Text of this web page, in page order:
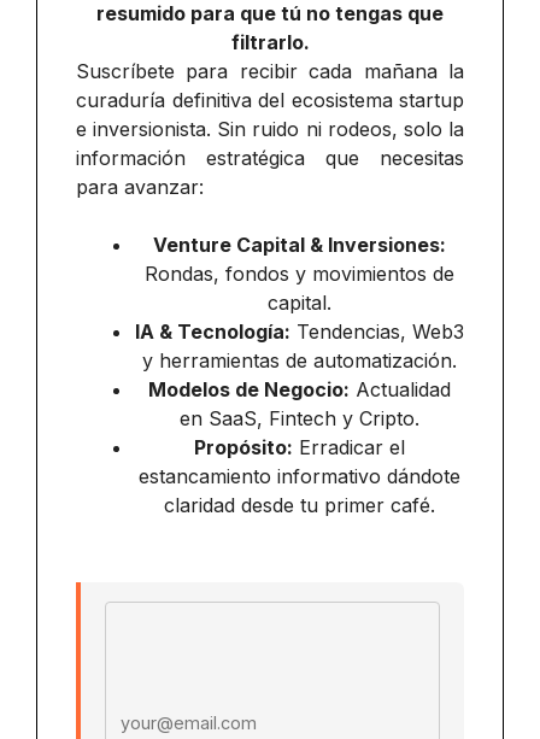
resumido para que tú no tengas que
filtrarlo.
Suscríbete para recibir cada mañana la
curaduría definitiva del ecosistema startup
e inversionista. Sin ruido ni rodeos, solo la
información estratégica que necesitas
para avanzar:
Venture Capital & Inversiones:
Rondas, fondos y movimientos de
capital.
IA & Tecnología: Tendencias, Web3
y herramientas de automatización.
Modelos de Negocio: Actualidad
en SaaS, Fintech y Cripto.
Propósito: Erradicar el
estancamiento informativo dándote
claridad desde tu primer café.